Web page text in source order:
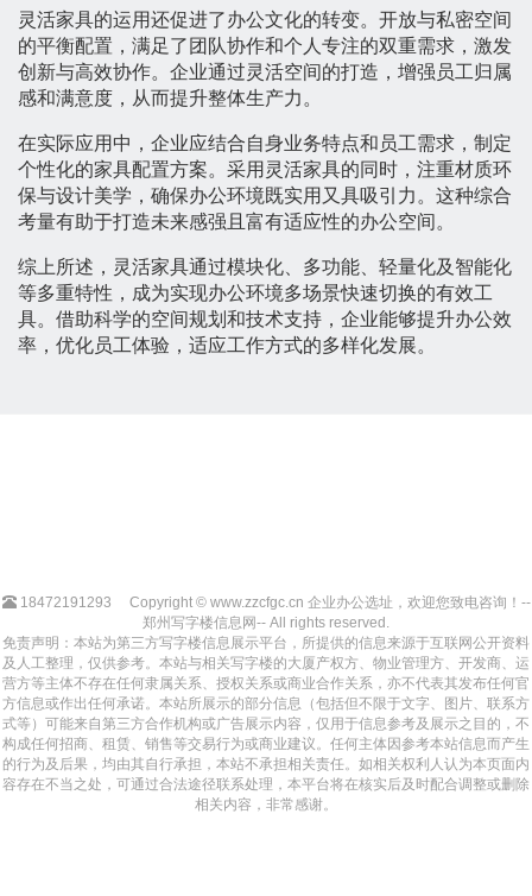
灵活家具的运用还促进了办公文化的转变。开放与私密空间
的平衡配置，满足了团队协作和个人专注的双重需求，激发
创新与高效协作。企业通过灵活空间的打造，增强员工归属
感和满意度，从而提升整体生产力。
在实际应用中，企业应结合自身业务特点和员工需求，制定
个性化的家具配置方案。采用灵活家具的同时，注重材质环
保与设计美学，确保办公环境既实用又具吸引力。这种综合
考量有助于打造未来感强且富有适应性的办公空间。
综上所述，灵活家具通过模块化、多功能、轻量化及智能化
等多重特性，成为实现办公环境多场景快速切换的有效工
具。借助科学的空间规划和技术支持，企业能够提升办公效
率，优化员工体验，适应工作方式的多样化发展。
18472191293
Copyright © www.zzcfgc.cn 企业办公选址，欢迎您致电咨询！--
郑州写字楼信息网-- All rights reserved.
免责声明：本站为第三方写字楼信息展示平台，所提供的信息来源于互联网公开资料
及人工整理，仅供参考。本站与相关写字楼的大厦产权方、物业管理方、开发商、运
营方等主体不存在任何隶属关系、授权关系或商业合作关系，亦不代表其发布任何官
方信息或作出任何承诺。本站所展示的部分信息（包括但不限于文字、图片、联系方
式等）可能来自第三方合作机构或广告展示内容，仅用于信息参考及展示之目的，不
构成任何招商、租赁、销售等交易行为或商业建议。任何主体因参考本站信息而产生
的行为及后果，均由其自行承担，本站不承担相关责任。如相关权利人认为本页面内
容存在不当之处，可通过合法途径联系处理，本平台将在核实后及时配合调整或删除
相关内容，非常感谢。